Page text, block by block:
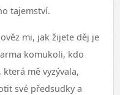
tajemství.
mi, jak žijete děj je
komukoli, kdo
mě vyzývala,
své předsudky a